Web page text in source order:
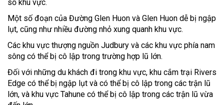
số khu vực.
Một số đoạn của Đường Glen Huon và Glen Huon dễ bị ngập
lụt, cũng như nhiều đường nhỏ xung quanh khu vực.
Các khu vực thượng nguồn Judbury và các khu vực phía nam
sông có thể bị cô lập trong trường hợp lũ lớn.
Đối với những du khách đi trong khu vực, khu cắm trại Rivers
Edge có thể bị ngập lụt và có thể bị cô lập trong các trận lũ
lớn, và khu vực Tahune có thể bị cô lập trong các trận lũ vừa